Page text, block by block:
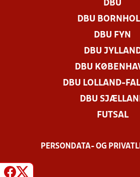
DBU
DBU
DBU FYN
DBU
DBU
DBU LOLLAND-
DBU
FUTSAL
PERSONDATA- OG